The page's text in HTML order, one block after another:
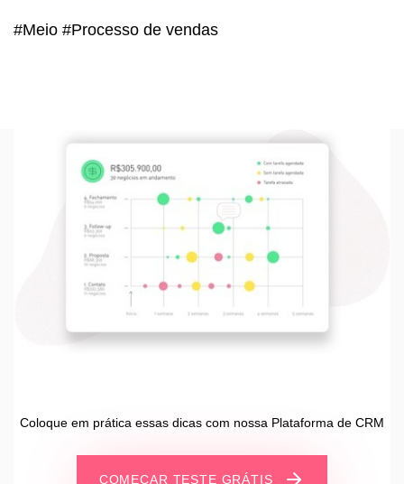
#Meio #Processo de vendas
Coloque em prática essas dicas com nossa Plataforma de CRM
COMEÇAR TESTE GRÁTIS